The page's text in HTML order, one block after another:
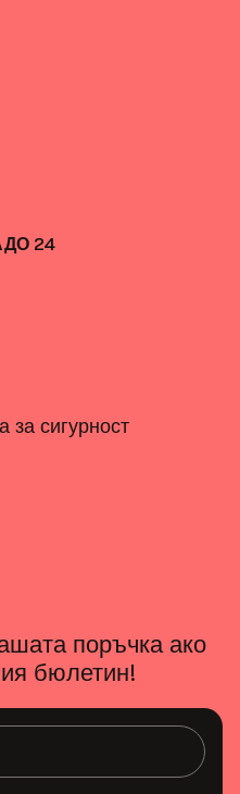
24
сигурност
поръчка ако
бюлетин!